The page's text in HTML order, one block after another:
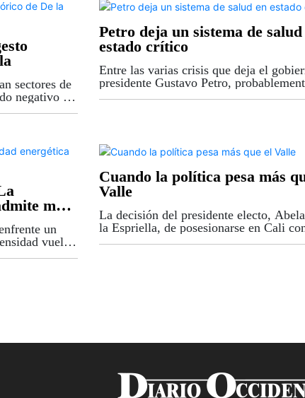
sectores de
negativo a
Petro deja un sistema de salud
estado crítico
Entre las varias crisis que deja el
presidente Gustavo Petro,
ninguna tenga un impacto tan directo
más
un
vuelve
Cuando la política pesa más
Valle
La decisión del presidente electo,
la Espriella, de posesionarse en Cali
uno de los mayores gestos políticos